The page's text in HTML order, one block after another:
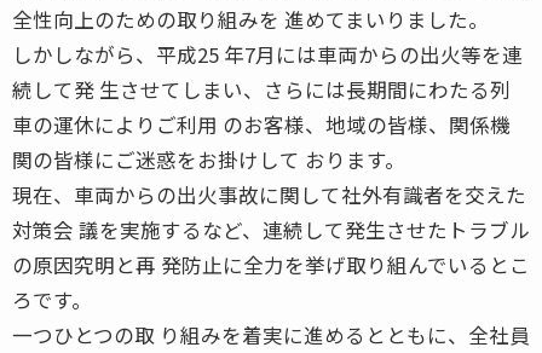
全性向上のための取り組みを 進めてまいりました。
しかしながら、平成25 年7月には車両からの出火等を連
続して発 生させてしまい、さらには長期間にわたる列
車の運休によりご利用 のお客様、地域の皆様、関係機
関の皆様にご迷惑をお掛けして おります。
現在、車両からの出火事故に関して社外有識者を交えた
対策会 議を実施するなど、連続して発生させたトラブル
の原因究明と再 発防止に全力を挙げ取り組んでいるとこ
ろです。
一つひとつの取 り組みを着実に進めるとともに、全社員